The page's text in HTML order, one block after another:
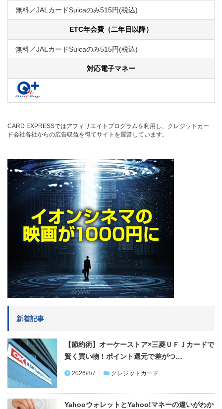
無料／JALカードSuicaのみ515円(税込)
ETC年会費（二年目以降）
無料／JALカードSuicaのみ515円(税込)
対応電子マネー
CARD EXPRESSではアフィリエイトプログラムを利用し、クレジットカー
ド会社各社からの広告収益を得てサイトを運営しています。
新着記事
【節約術】オーケーストア×三菱ＵＦＪカードで
賢く買い物！ポイント還元で差がつ…
2026/8/7 クレジットカード
YahooウォレットとYahoo!マネーの違いがわか